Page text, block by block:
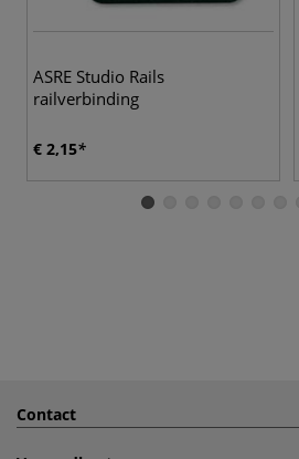
ASRE Studio Rails
railverbinding
€ 2,15
Contact